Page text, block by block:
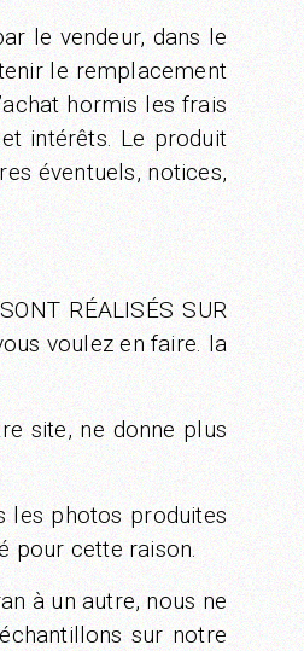
le vendeur, dans le
le remplacement
hormis les frais
intérêts. Le produit
éventuels, notices,
RÉALISÉS SUR
voulez en faire. la
site, ne donne plus
les photos produites
pour cette raison.
à un autre, nous ne
sur notre